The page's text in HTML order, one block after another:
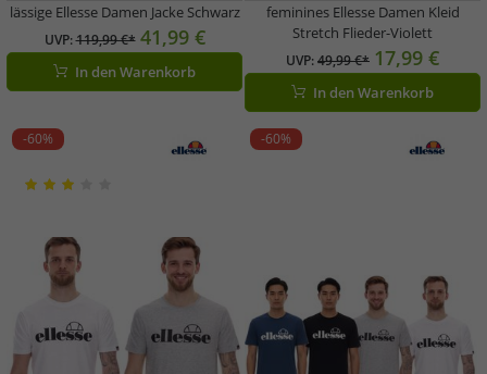
lässige Ellesse Damen Jacke Schwarz
UVP:119,99 €* 41,99 €
In den Warenkorb
feminines Ellesse Damen Kleid
Stretch Flieder-Violett
UVP:49,99 €* 17,99 €
In den Warenkorb
-60% -60%